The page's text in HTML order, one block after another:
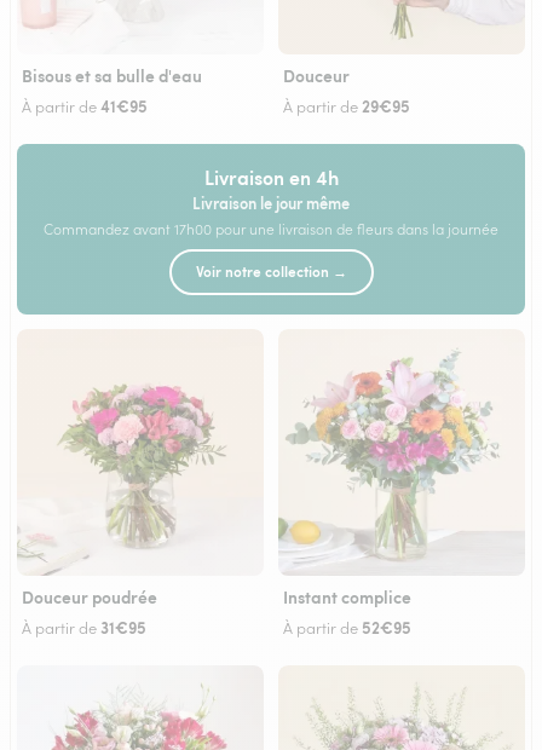
Bisous et sa bulle d'eau
À partir de41€95
Douceur
À partir de 29€95
Livraison en 4h
Livraison le jour même
Commandez avant 17h00 pour une livraison de fleurs dans la journée
Voir notre collection →
Douceur poudrée
À partir de 31€95
Instant complice
À partir de 52€95